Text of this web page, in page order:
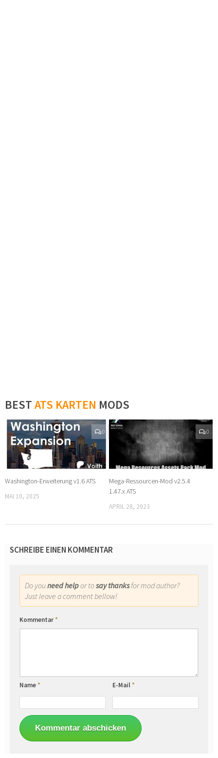
BESTATS KARTEN MODS
0
Washington-Erweiterung v1.6 ATS
MAI 10, 2025
0
Mega-Ressourcen-Mod v2.5.4
1.47.x ATS
APRIL 28, 2023
SCHREIBE EINEN KOMMENTAR
Do youneed helpor tosay thanksfor mod author?
Just leave a comment bellow!
Kommentar*
Name* E-Mail*